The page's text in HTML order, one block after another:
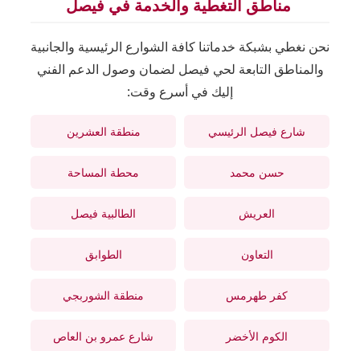
مناطق التغطية والخدمة في فيصل
نحن نغطي بشبكة خدماتنا كافة الشوارع الرئيسية والجانبية
والمناطق التابعة لحي فيصل لضمان وصول الدعم الفني
إليك في أسرع وقت:
شارع فيصل الرئيسي منطقة العشرين
حسن محمد محطة المساحة
العريش الطالبية فيصل
التعاون الطوابق
كفر طهرمس منطقة الشوربجي
الكوم الأخضر شارع عمرو بن العاص